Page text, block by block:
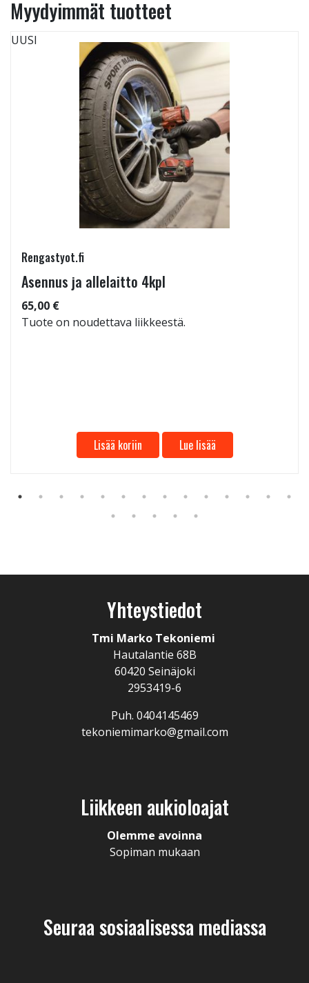
Myydyimmät tuotteet
UUSI
Rengastyot.fi
Asennus ja allelaitto 4kpl
65,00 €
Tuote on noudettava liikkeestä.
Lisää koriin Lue lisää
Yhteystiedot
Tmi Marko Tekoniemi
Hautalantie 68B
60420 Seinäjoki
2953419-6
Puh. 0404145469
tekoniemimarko@gmail.com
Liikkeen aukioloajat
Olemme avoinna
Sopiman mukaan
Seuraa sosiaalisessa mediassa